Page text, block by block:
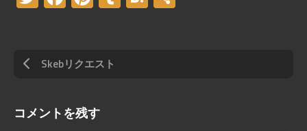
Skebリクエスト
コメントを残す